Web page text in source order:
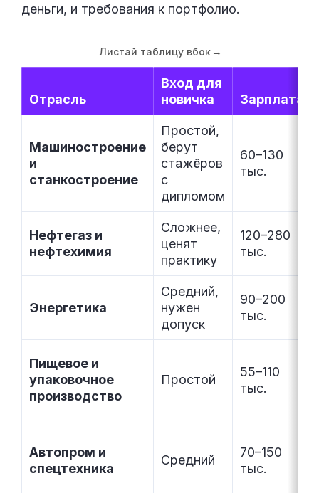
деньги, и требования к портфолио.
Листай таблицу вбок→
Отрасль
Вход для
новичка
Зарплата
Машиностроение
и
станкостроение
Простой,
берут
стажёров
с
дипломом
60–130
тыс.
Нефтегаз и
нефтехимия
Сложнее,
ценят
практику
120–280
тыс.
Энергетика
Средний,
нужен
допуск
90–200
тыс.
Пищевое и
упаковочное
производство
Простой
55–110
тыс.
Автопром и
спецтехника
Средний
70–150
тыс.